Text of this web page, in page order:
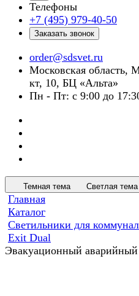
Телефоны
+7 (495) 979-40-50
Заказать звонок
order@sdsvet.ru
Московская
кт, 10, БЦ «Альта»
Пн - Пт: с 9:00 до
Темная тема Светлая тема
Главная
Каталог
Светильники для
Exit Dual
Эвакуационный